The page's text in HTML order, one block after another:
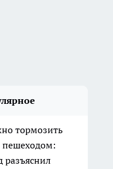
тормозить
разъяснил